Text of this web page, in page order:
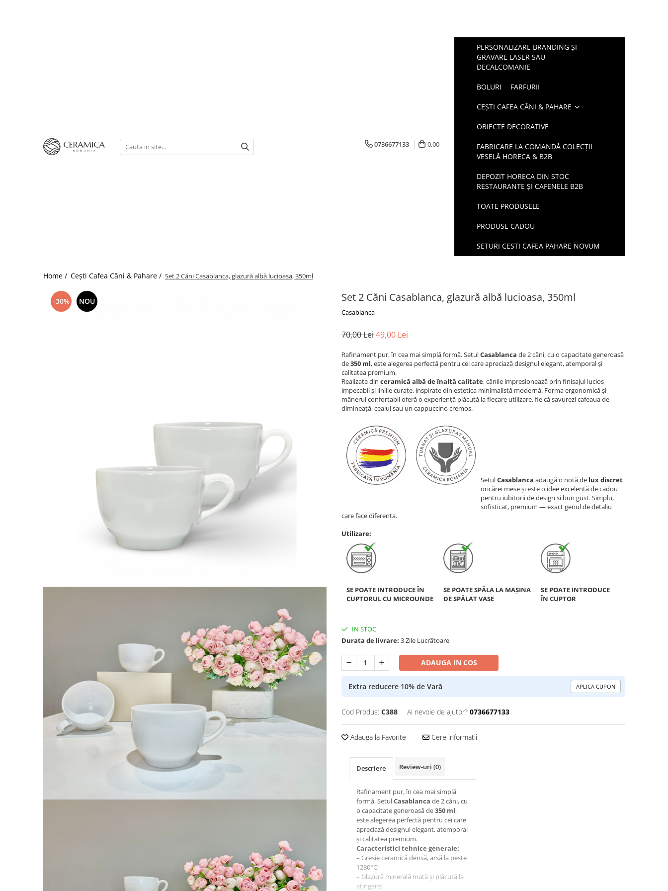
0736677133 0,00
PERSONALIZARE BRANDING ȘI
GRAVARE LASER SAU
DECALCOMANIE
BOLURI FARFURII
CEȘTI CAFEA CĂNI & PAHARE
OBIECTE DECORATIVE
FABRICARE LA COMANDĂ COLECȚII
VESELĂ HORECA & B2B
DEPOZIT HORECA DIN STOC
RESTAURANTE ȘI CAFENELE B2B
TOATE PRODUSELE
PRODUSE CADOU
SETURI CESTI CAFEA PAHARE NOVUM
Home / Cești Cafea Căni & Pahare / Set 2 Căni Casablanca, glazură albă lucioasa, 350ml
-30% NOU Set 2 Căni Casablanca, glazură albă lucioasa, 350ml
Casablanca
70,00 Lei49,00 Lei
Rafinament pur, în cea mai simplă formă. SetulCasablanca de 2 căni, cu o capacitate generoasă
de350 ml, este alegerea perfectă pentru cei care apreciază designul elegant, atemporal și
calitatea premium.
Realizate din ceramică albă de înaltă calitate, cănile impresionează prin finisajul lucios
impecabil și liniile curate, inspirate din estetica minimalistă modernă. Forma ergonomică și
mânerul confortabil oferă o experiență plăcută la fiecare utilizare, fie că savurezi cafeaua de
dimineață, ceaiul sau un cappuccino cremos.
SetulCasablanca adaugă o notă de lux discret
oricărei mese și este o idee excelentă de cadou
pentru iubitorii de design și bun gust. Simplu,
sofisticat, premium — exact genul de detaliu
care face diferența.
Utilizare:
SE POATE INTRODUCE ÎN
CUPTORUL CU MICROUNDE
SE POATE SPĂLA LA MAȘINA
DE SPĂLAT VASE
SE POATE INTRODUCE
ÎN CUPTOR
IN STOC
Durata de livrare: 3 Zile Lucrãtoare
ADAUGA IN COS
Extra reducere 10% de Varã APLICA CUPON
Cod Produs: C388 Ai nevoie de ajutor? 0736677133
Adauga la Favorite Cere informatii
Descriere Review-uri (0)
Rafinament pur, în cea mai simplă
formă. SetulCasablanca de 2 căni, cu
o capacitate generoasă de350 ml,
este alegerea perfectă pentru cei care
apreciază designul elegant, atemporal
și calitatea premium.
Caracteristici tehnice generale:
– Gresie ceramică densă, arsă la peste
1280°C;
– Glazură minerală mată și plăcută la
atingere;